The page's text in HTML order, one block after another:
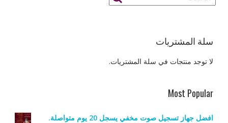
سلة المشتريات
لا توجد منتجات في سلة المشتريات.
Most Popular
افضل جهاز تسجيل صوت مخفي يسجل 20 يوم متواصلة.